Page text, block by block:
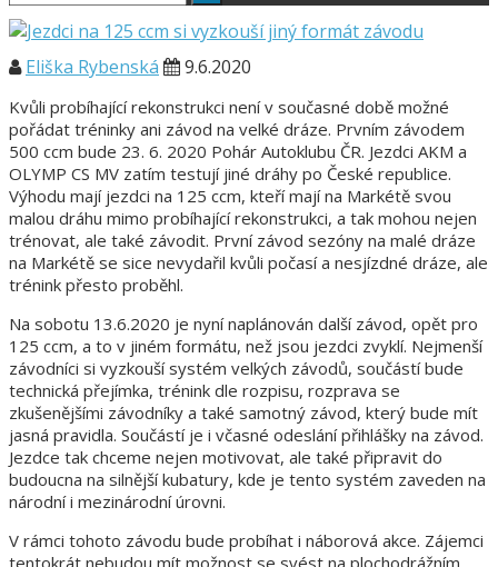
Eliška Rybenská 9.6.2020
Kvůli probíhající rekonstrukci není v současné době možné
pořádat tréninky ani závod na velké dráze. Prvním závodem
500 ccm bude 23. 6. 2020 Pohár Autoklubu ČR. Jezdci AKM a
OLYMP CS MV zatím testují jiné dráhy po České republice.
Výhodu mají jezdci na 125 ccm, kteří mají na Markétě svou
malou dráhu mimo probíhající rekonstrukci, a tak mohou nejen
trénovat, ale také závodit. První závod sezóny na malé dráze
na Markétě se sice nevydařil kvůli počasí a nesjízdné dráze, ale
trénink přesto proběhl.
Na sobotu 13.6.2020 je nyní naplánován další závod, opět pro
125 ccm, a to v jiném formátu, než jsou jezdci zvyklí. Nejmenší
závodníci si vyzkouší systém velkých závodů, součástí bude
technická přejímka, trénink dle rozpisu, rozprava se
zkušenějšími závodníky a také samotný závod, který bude mít
jasná pravidla. Součástí je i včasné odeslání přihlášky na závod.
Jezdce tak chceme nejen motivovat, ale také připravit do
budoucna na silnější kubatury, kde je tento systém zaveden na
národní i mezinárodní úrovni.
V rámci tohoto závodu bude probíhat i náborová akce. Zájemci
tentokrát nebudou mít možnost se svést na plochodrážním